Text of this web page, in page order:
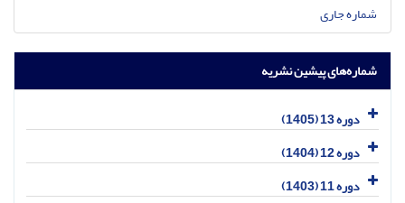
شماره جاری
شماره‌های پیشین نشریه
دوره 13 (1405)
دوره 12 (1404)
دوره 11 (1403)